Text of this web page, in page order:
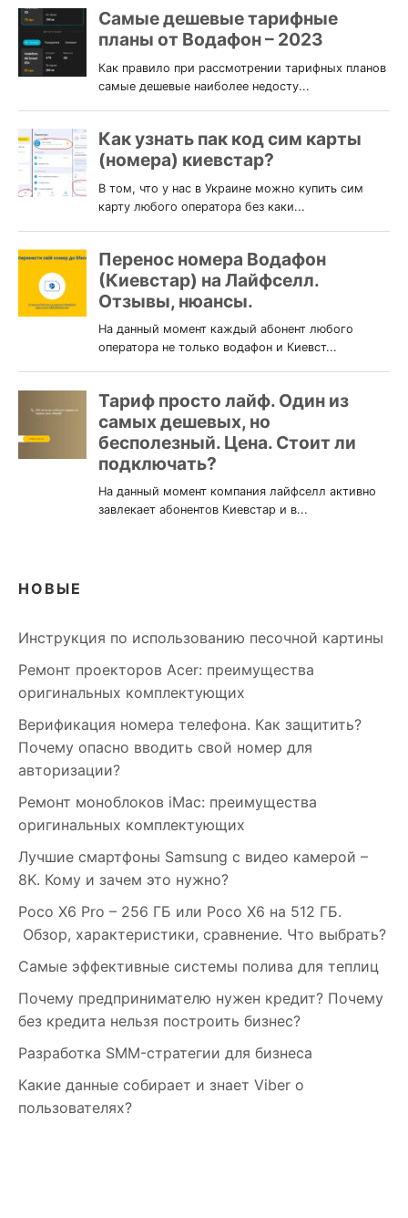
НОВЫЕ
Инструкция по использованию песочной картины
Ремонт проекторов Acer: преимущества
оригинальных комплектующих
Верификация номера телефона. Как защитить?
Почему опасно вводить свой номер для
авторизации?
Ремонт моноблоков iMac: преимущества
оригинальных комплектующих
Лучшие смартфоны Samsung c видео камерой –
8K. Кому и зачем это нужно?
Poco X6 Pro – 256 ГБ или Poco X6 на 512 ГБ.
Обзор, характеристики, сравнение. Что выбрать?
Самые эффективные системы полива для теплиц
Почему предпринимателю нужен кредит? Почему
без кредита нельзя построить бизнес?
Разработка SMM-стратегии для бизнеса
Какие данные собирает и знает Viber о
пользователях?